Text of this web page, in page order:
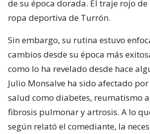
de su época dorada. El traje rojo de
ropa deportiva de Turrón.
Sin embargo, su rutina estuvo
cambios desde su época más
como lo ha revelado desde hace
Julio Monsalve ha sido afectado
salud como diabetes, reumatismo a
fibrosis pulmonar y artrosis. A lo
según relató el comediante, la